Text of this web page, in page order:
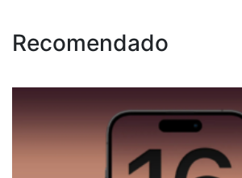
Recomendado